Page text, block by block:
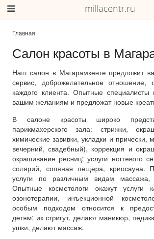
millacentr.ru
Главная
Салон красоты в
Наш салон в Магарамкенте предложит
сервис, доброжелательное отношение,
каждого клиента. Опытные специалисты
вашим желаниям и предложат новые
В салоне красоты широко
парикмахерского зала: стрижки,
химические завивки, укладки и прически,
вечерний, свадебный), коррекция и
окрашивание ресниц; услуги ногтевого
солярий, соляная пещера, криосауна.
услуги по различным видам массажа,
Опытные косметологи окажут услуги
озонотерапии, инъекционной
особым подходом относится к
детям: их стригут, делают маникюр,
ушки, делают массаж.